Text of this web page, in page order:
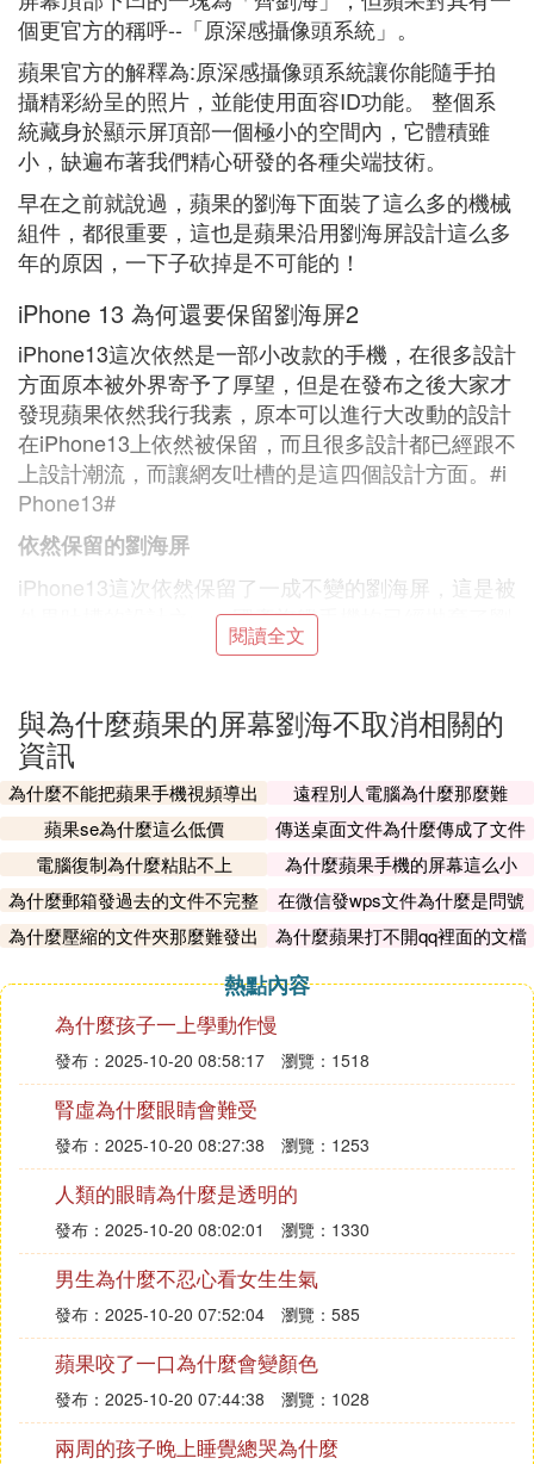
個更官方的稱呼--「原深感攝像頭系統」。
蘋果官方的解釋為:原深感攝像頭系統讓你能隨手拍
攝精彩紛呈的照片，並能使用面容ID功能。 整個系
統藏身於顯示屏頂部一個極小的空間內，它體積雖
小，缺遍布著我們精心研發的各種尖端技術。
早在之前就說過，蘋果的劉海下面裝了這么多的機械
組件，都很重要，這也是蘋果沿用劉海屏設計這么多
年的原因，一下子砍掉是不可能的！
iPhone 13 為何還要保留劉海屏2
iPhone13這次依然是一部小改款的手機，在很多設計
方面原本被外界寄予了厚望，但是在發布之後大家才
發現蘋果依然我行我素，原本可以進行大改動的設計
在iPhone13上依然被保留，而且很多設計都已經跟不
上設計潮流，而讓網友吐槽的是這四個設計方面。#i
Phone13#
依然保留的劉海屏
iPhone13這次依然保留了一成不變的劉海屏，這是被
外界吐槽的設計之一。國產旗艦手機均已經拋棄了劉
海屏的設計，唯獨只有蘋果還在堅持使用。可能因為
的`尺寸給縮短了，比上一代看起來劉海屏的尺寸更
小，但是上下的寬度卻更高了。
雖然劉海屏的尺寸小了一些，但是在正面的辨識度
上，iPhone13依然不是很高。
沒有TouchID技術
iPhone13這次依然是沒有加入TouchID技術，而且之
前傳聞iPhone13將會搭載全新FaceID支持戴口罩識
別解鎖的技術也並沒有實現，這也就意味著iPhone13
如果在佩戴口罩的狀態下，依然需要通過輸入密碼來
進行手機的解鎖過程。如果iPhone13加入了TouchID
技術，那麼在FaceID無法使用的前提下，通過指紋來
識別解鎖也更加方便。
不過令人遺憾的是iPhone13沒有加入TouchID，也沒
有升級FaceID，這在戴口罩使用時依然非常麻煩。
20W規格的充電
蘋果在發布會上雖然表示在電池的續航能力表現方
面，比上一代的iPhone12更加優秀，比如在視頻的續
航時間上iPhone13增加了2小時，音頻的續航時間上i
Phone13增加了10小時。但是蘋果從頭到尾都沒有提
到iPhone13的充電規格是多少，所以只能默認iPhon
e13的快充規格依然是20W，這不禁讓人大失所望。
在國產手機動輒配備100W的快充規格情況下，iPhon
e13依然還是搭載20W的快充規格，這實在是讓人匪
閱讀全文
與為什麼蘋果的屏幕劉海不取消相關的
資訊
為什麼不能把蘋果手機視頻導出
遠程別人電腦為什麼那麼難
蘋果se為什麼這么低價
傳送桌面文件為什麼傳成了文件
夾
電腦復制為什麼粘貼不上
為什麼蘋果手機的屏幕這么小
為什麼郵箱發過去的文件不完整
呢
在微信發wps文件為什麼是問號
為什麼壓縮的文件夾那麼難發出
為什麼蘋果打不開qq裡面的文檔
熱點內容
為什麼孩子一上學動作慢
發布：2025-10-20 08:58:17 瀏覽：1518
腎虛為什麼眼睛會難受
發布：2025-10-20 08:27:38 瀏覽：1253
人類的眼睛為什麼是透明的
發布：2025-10-20 08:02:01 瀏覽：1330
男生為什麼不忍心看女生生氣
發布：2025-10-20 07:52:04 瀏覽：585
蘋果咬了一口為什麼會變顏色
發布：2025-10-20 07:44:38 瀏覽：1028
兩周的孩子晚上睡覺總哭為什麼